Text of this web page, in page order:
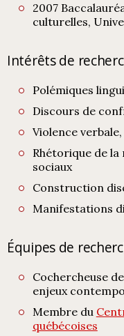
2007
culturelles,
Intérêts de
Polémiques
Discours de
Violence
Rhétorique de
sociaux
Construction
Manifestations
Équipes de
Cochercheuse
enjeux
Membre du
québécoises